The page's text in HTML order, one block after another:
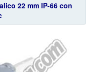
22 mm IP-66 con